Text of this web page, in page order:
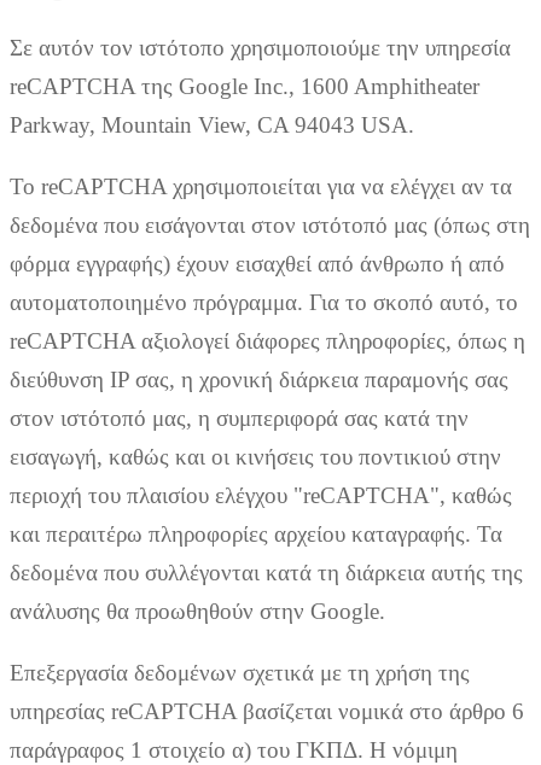
Σε αυτόν τον ιστότοπο χρησιμοποιούμε την υπηρεσία
reCAPTCHA της Google Inc., 1600 Amphitheater
Parkway, Mountain View, CA 94043 USA.
Το reCAPTCHA χρησιμοποιείται για να ελέγχει αν τα
δεδομένα που εισάγονται στον ιστότοπό μας (όπως στη
φόρμα εγγραφής) έχουν εισαχθεί από άνθρωπο ή από
αυτοματοποιημένο πρόγραμμα. Για το σκοπό αυτό, το
reCAPTCHA αξιολογεί διάφορες πληροφορίες, όπως η
διεύθυνση IP σας, η χρονική διάρκεια παραμονής σας
στον ιστότοπό μας, η συμπεριφορά σας κατά την
εισαγωγή, καθώς και οι κινήσεις του ποντικιού στην
περιοχή του πλαισίου ελέγχου "reCAPTCHA", καθώς
και περαιτέρω πληροφορίες αρχείου καταγραφής. Τα
δεδομένα που συλλέγονται κατά τη διάρκεια αυτής της
ανάλυσης θα προωθηθούν στην Google.
Επεξεργασία δεδομένων σχετικά με τη χρήση της
υπηρεσίας reCAPTCHA βασίζεται νομικά στο άρθρο 6
παράγραφος 1 στοιχείο α) του ΓΚΠΔ. Η νόμιμη